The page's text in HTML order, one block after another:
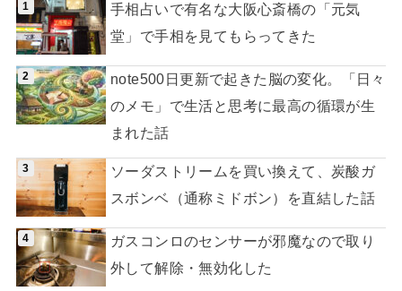
手相占いで有名な大阪心斎橋の「元気
堂」で手相を見てもらってきた
note500日更新で起きた脳の変化。「日々
のメモ」で生活と思考に最高の循環が生
まれた話
ソーダストリームを買い換えて、炭酸ガ
スボンベ（通称ミドボン）を直結した話
ガスコンロのセンサーが邪魔なので取り
外して解除・無効化した